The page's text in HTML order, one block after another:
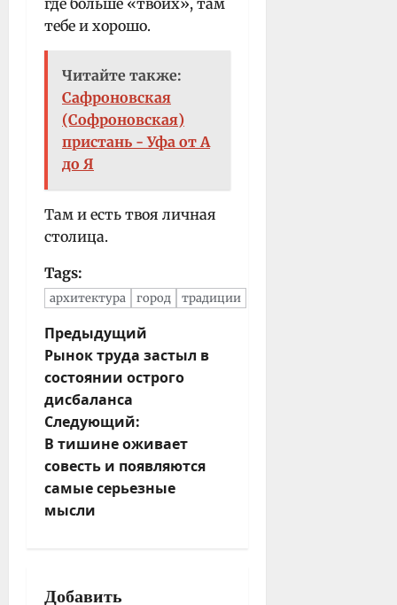
тебе и хорошо.
Читайте также:
Сафроновская
(Софроновская)
пристань - Уфа от А
до Я
Там и есть твоя личная
столица.
Tags:
архитектура город традиции
Н
а
в
и
г
а
ц
и
я
Предыдущий
Рынок труда застыл в
состоянии острого
дисбаланса
Следующий:
В тишине оживает
совесть и появляются
самые серьезные
мысли
Добавить